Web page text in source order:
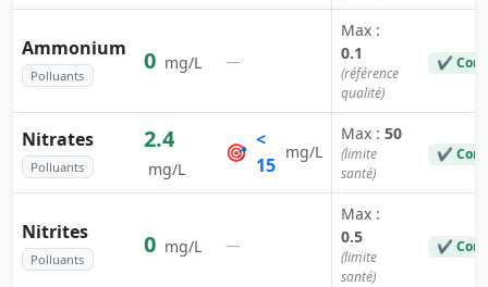
Ammonium
Polluants
0 mg/L —
Max :
0.1
(référence
qualité)
✔
Nitrates
Polluants
2.4
mg/L
🎯
<
15
mg/L
Max : 50
(limite
santé)
✔
Nitrites
Polluants
0 mg/L —
Max :
0.5
(limite
santé)
✔